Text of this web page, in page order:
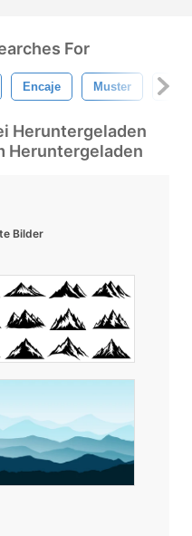
For
Encaje Muster
Heruntergeladen
Heruntergeladen
Bilder